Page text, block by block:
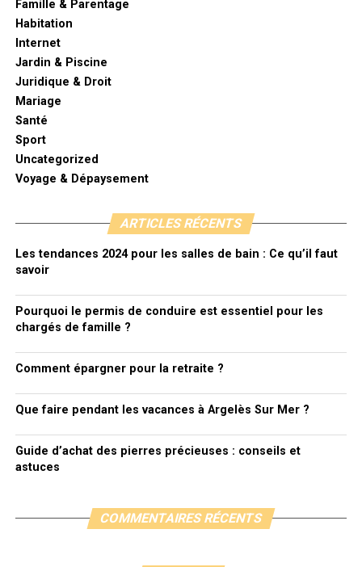
Famille & Parentage
Habitation
Internet
Jardin & Piscine
Juridique & Droit
Mariage
Santé
Sport
Uncategorized
Voyage & Dépaysement
ARTICLES RÉCENTS
Les tendances 2024 pour les salles de bain : Ce qu’il faut
savoir
Pourquoi le permis de conduire est essentiel pour les
chargés de famille ?
Comment épargner pour la retraite ?
Que faire pendant les vacances à Argelès Sur Mer ?
Guide d’achat des pierres précieuses : conseils et
astuces
COMMENTAIRES RÉCENTS